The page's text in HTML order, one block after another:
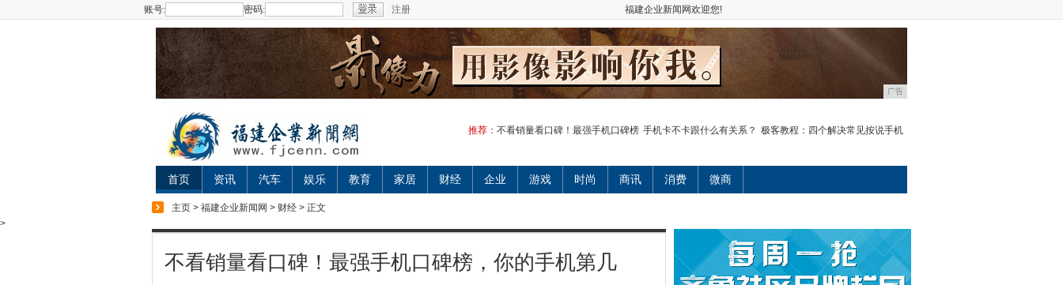
账号: 密码: 注册 福建企业新闻网欢迎您!
广告
推荐： 不看销量看口碑！最强手机口碑榜 手机卡不卡跟什么有关系？ 极客教程：四个解决常见按说手机
首页 资讯 汽车 娱乐 教育 家居 财经 企业 游戏 时尚 商讯 消费 微商
主页 > 福建企业新闻网 > 财经 > 正文
>
不看销量看口碑！最强手机口碑榜，你的手机第几